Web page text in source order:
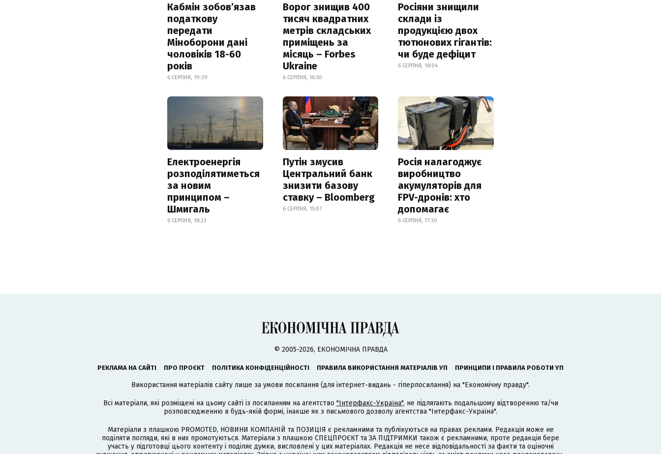
Кабмін зобовʼязав
податкову
передати
Міноборони дані
чоловіків 18-60
років
6 СЕРПНЯ, 19:39
Ворог знищив 400
тисяч квадратних
метрів складських
приміщень за
місяць – Forbes
Ukraine
6 СЕРПНЯ, 16:50
Росіяни знищили
склади із
продукцією двох
тютюнових гігантів:
чи буде дефіцит
6 СЕРПНЯ, 18:04
Електроенергія
розподілятиметься
за новим
принципом –
Шмигаль
6 СЕРПНЯ, 18:23
Путін змусив
Центральний банк
знизити базову
ставку – Bloomberg
6 СЕРПНЯ, 15:07
Росія налагоджує
виробництво
акумуляторів для
FPV-дронів: хто
допомагає
6 СЕРПНЯ, 17:30
© 2005-2026, ЕКОНОМІЧНА ПРАВДА
РЕКЛАМА НА САЙТІ ПРО ПРОЄКТ ПОЛІТИКА КОНФІДЕНЦІЙНОСТІ ПРАВИЛА ВИКОРИСТАННЯ МАТЕРІАЛІВ УП ПРИНЦИПИ І ПРАВИЛА РОБОТИ УП
Використання матеріалів сайту лише за умови посилання (для інтернет-видань - гіперпосилання) на "Економічну правду".
Всі матеріали, які розміщені на цьому сайті із посиланням на агентство "Інтерфакс-Україна", не підлягають подальшому відтворенню та/чи
розповсюдженню в будь-якій формі, інакше як з письмового дозволу агентства "Інтерфакс-Україна".
Матеріали з плашкою PROMOTED, НОВИНИ КОМПАНІЙ та ПОЗИЦІЯ є рекламними та публікуються на правах реклами. Редакція може не
поділяти погляди, які в них промотуються. Матеріали з плашкою СПЕЦПРОЄКТ та ЗА ПІДТРИМКИ також є рекламними, проте редакція бере
участь у підготовці цього контенту і поділяє думки, висловлені у цих матеріалах. Редакція не несе відповідальності за факти та оціночні